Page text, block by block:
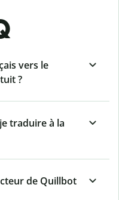
vers le
?
traduire à la
de Quillbot